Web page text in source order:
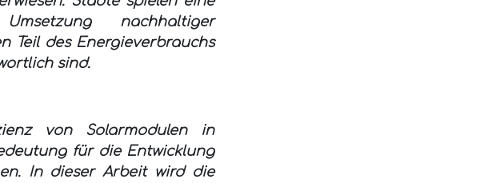
nachhaltiger
Teil des Energieverbrauchs
sind.
von Solarmodulen in
für die Entwicklung
In dieser Arbeit wird die